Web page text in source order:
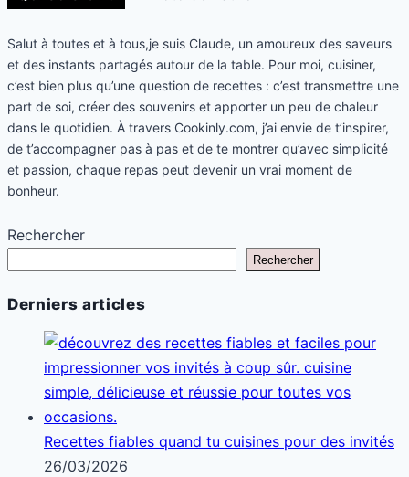
Salut à toutes et à tous,je suis Claude, un amoureux des saveurs
et des instants partagés autour de la table. Pour moi, cuisiner,
c’est bien plus qu’une question de recettes : c’est transmettre une
part de soi, créer des souvenirs et apporter un peu de chaleur
dans le quotidien. À travers Cookinly.com, j’ai envie de t’inspirer,
de t’accompagner pas à pas et de te montrer qu’avec simplicité
et passion, chaque repas peut devenir un vrai moment de
bonheur.
Rechercher
Rechercher
Derniers articles
Recettes fiables quand tu cuisines pour des invités
26/03/2026